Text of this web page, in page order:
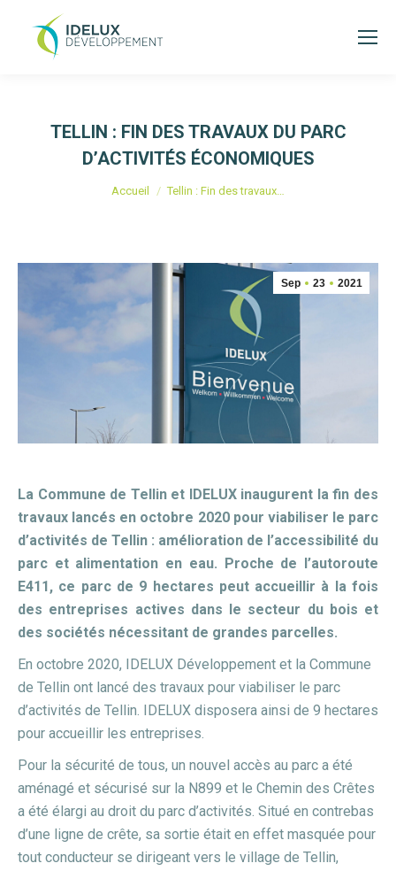
TELLIN : FIN DES TRAVAUX DU PARC
D’ACTIVITÉS ÉCONOMIQUES
Vous êtes ici :
Accueil Tellin : Fin des travaux…
Sep 23 2021
La Commune de Tellin et IDELUX inaugurent la fin des
travaux lancés en octobre 2020 pour viabiliser le parc
d’activités de Tellin : amélioration de l’accessibilité du
parc et alimentation en eau. Proche de l’autoroute
E411, ce parc de 9 hectares peut accueillir à la fois
des entreprises actives dans le secteur du bois et
des sociétés nécessitant de grandes parcelles.
En octobre 2020, IDELUX Développement et la Commune
de Tellin ont lancé des travaux pour viabiliser le parc
d’activités de Tellin. IDELUX disposera ainsi de 9 hectares
pour accueillir les entreprises.
Pour la sécurité de tous, un nouvel accès au parc a été
aménagé et sécurisé sur la N899 et le Chemin des Crêtes
a été élargi au droit du parc d’activités. Situé en contrebas
d’une ligne de crête, sa sortie était en effet masquée pour
tout conducteur se dirigeant vers le village de Tellin,